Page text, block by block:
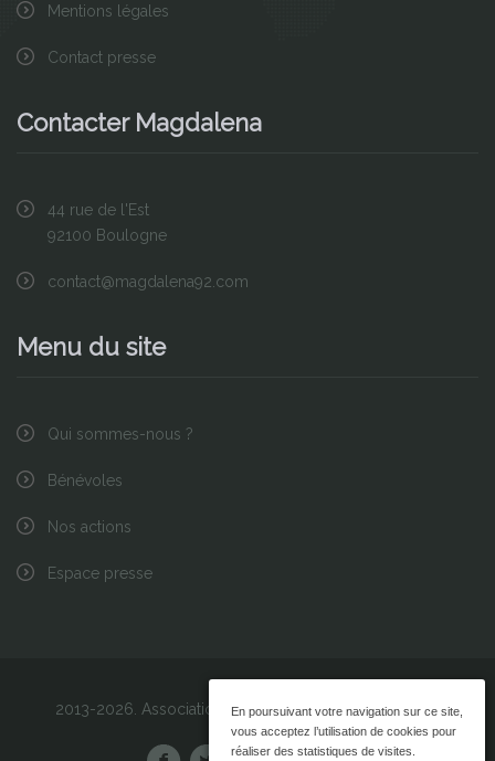
En poursuivant votre navigation sur ce site,
vous acceptez l’utilisation de cookies pour
réaliser des statistiques de visites.
Mentions légales
Contact presse
Contacter Magdalena
44 rue de l'Est
92100 Boulogne
contact@magdalena92.com
Menu du site
Qui sommes-nous ?
Bénévoles
Nos actions
Espace presse
2013-2026. Association Magdalena|Mentions légales